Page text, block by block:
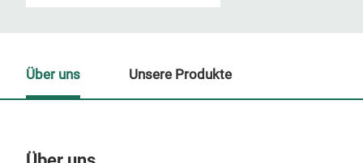
Über uns Unsere Produkte